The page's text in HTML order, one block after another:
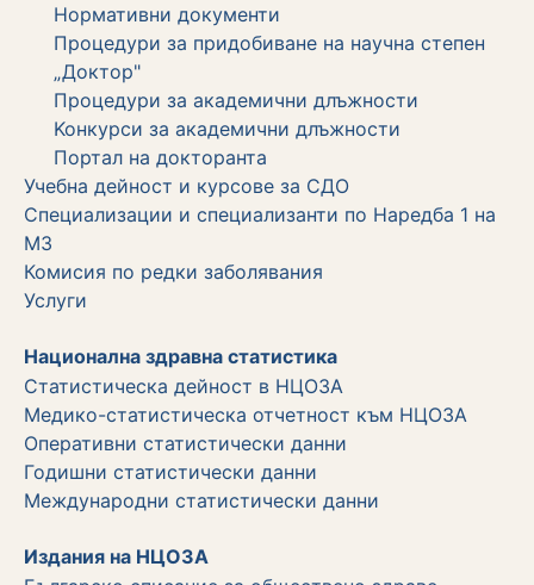
Нормативни документи
Процедури за придобиване на научна степен
„Доктор"
Процедури за академични длъжности
Koнкурси за академични длъжности
Портал на докторанта
Учебна дейност и курсове за СДО
Специализации и специализанти по Наредба 1 на
МЗ
Комисия по редки заболявания
Услуги
Национална здравна статистика
Статистическа дейност в НЦОЗА
Медико-статистическа отчетност към НЦОЗА
Оперативни статистически данни
Годишни статистически данни
Международни статистически данни
Издания на НЦОЗА